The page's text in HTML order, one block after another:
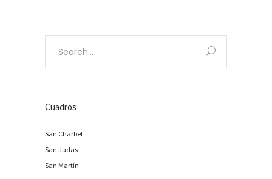
Cuadros
San Charbel
San Judas
San Martín